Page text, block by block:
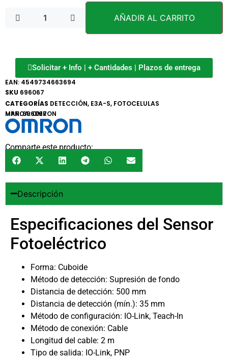
AÑADIR AL CARRITO
Solicitar + Info | + Cantidades | Plazos de entrega
EAN: 4549734663694
SKU 696067
CATEGORÍAS DETECCIÓN, E3A-S, FOTOCELULAS
MARCA:OMRON
MPN: 696067
Comparte este producto:
Descripción
Especificaciones del Sensor
Fotoeléctrico
Forma: Cuboide
Método de detección: Supresión de fondo
Distancia de detección: 500 mm
Distancia de detección (mín.): 35 mm
Método de configuración: IO-Link, Teach-In
Método de conexión: Cable
Longitud del cable: 2 m
Tipo de salida: IO-Link, PNP